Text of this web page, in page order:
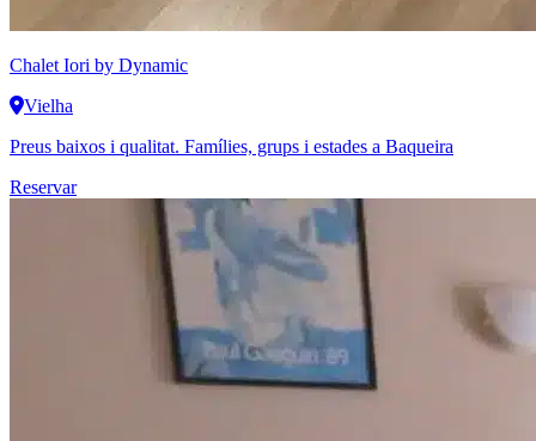
Chalet Iori by Dynamic
Vielha
Preus baixos i qualitat. Famílies, grups i estades a Baqueira
Reservar